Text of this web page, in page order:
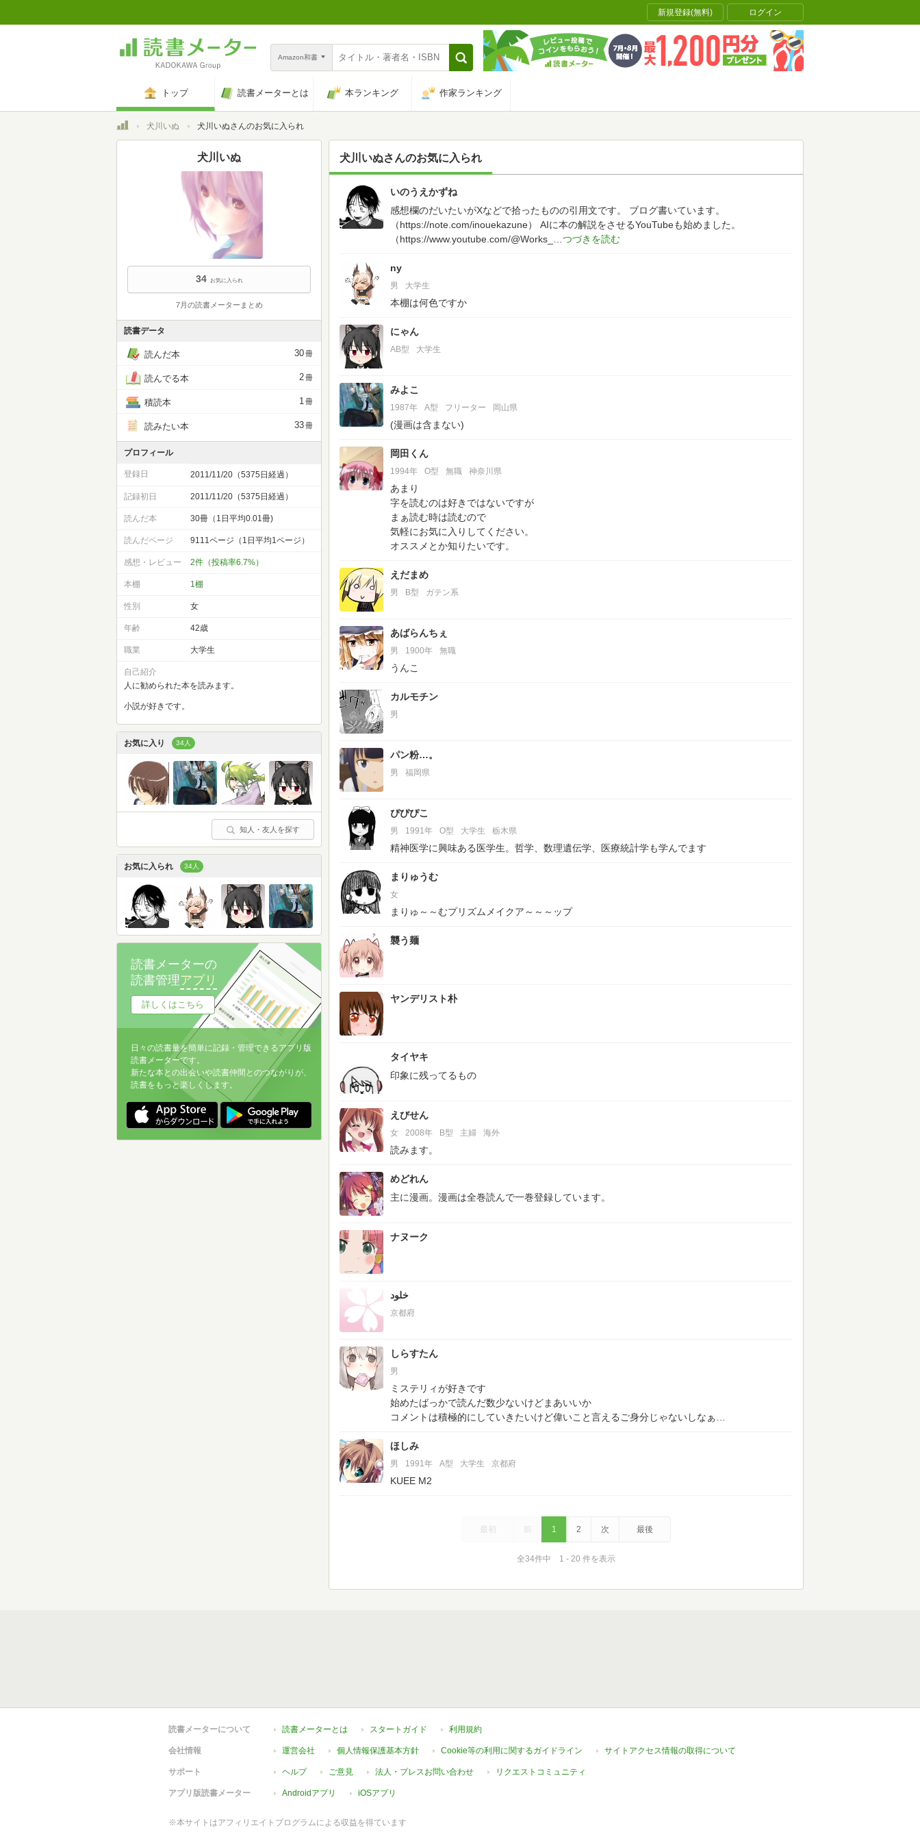
新規登録(無料) ログイン
Amazon和書
トップ 読書メーターとは 本ランキング 作家ランキング
トップ犬川いぬ 犬川いぬさんのお気に入られ
犬川いぬさんのお気に入られ
34
いのうえかずね
感想欄のだいたいがXなどで拾ったものの引用文です。
ブログ書いています。
（https://note.com/inouekazune）
AIに本の解説をさせるYouTubeも始めました。
（https://www.youtube.com/@Works_
ny
男 大学生
本棚は何色ですか
にゃん
AB型 大学生
みよこ
1987年 A型 フリーター 岡山県
(漫画は含まない)
岡田くん
1994年 O型 無職 神奈川県
あまり
字を読むのは好きではないですが
まぁ読む時は読むので
気軽にお気に入りしてください。
オススメとか知りたいです。
えだまめ
男 B型 ガテン系
あばらんちぇ
男 1900年 無職
うんこ
カルモチン
男
パン粉…。
男 福岡県
ぴぴぴこ
男 1991年 O型 大学生 栃木県
精神医学に興味ある医学生。哲学、数理遺伝学、医療統計学も学んでます
まりゅうむ
女
まりゅ～～むプリズムメイクア～～～ップ
襲う麺
ヤンデリスト朴
タイヤキ
印象に残ってるもの
えびせん
女 2008年 B型 主婦 海外
読みます。
めどれん
主に漫画。漫画は全巻読んで一巻登録しています。
ナヌーク
خلود
京都府
しらすたん
男
ミステリィが好きです
始めたばっかで読んだ数少ないけどまあいいか
コメントは積極的にしていきたいけど偉いこと言えるご身分じゃないしなぁ…
ほしみ
男 1991年 A型 大学生 京都府
KUEE M2
最初 前 1 2 次 最後
全34件中 1 - 20 件を表示
犬川いぬ
34 お気に入られ
7月の読書メーターまとめ
読書データ
読んだ本 30冊
読んでる本 2冊
積読本 1冊
読みたい本 33冊
プロフィール
登録日 2011/11/20（5375日経過）
記録初日 2011/11/20（5375日経過）
読んだ本 30冊（1日平均0.01冊)
読んだページ 9111ページ（1日平均1ページ）
感想・レビュー 2件（投稿率6.7%）
本棚 1棚
性別 女
年齢 42歳
職業 大学生
自己紹介
人に勧められた本を読みます。
小説が好きです。
お気に入り 34人
知人・友人を探す
お気に入られ 34人
読書メーターの
読書管理アプリ
詳しくはこちら
日々の読書量を簡単に記録・管理できるアプリ版
読書メーターです。
新たな本との出会いや読書仲間とのつながりが、
読書をもっと楽しくします。
読書メーターについて 読書メーターとは スタートガイド 利用規約
会社情報 運営会社 個人情報保護基本方針 Cookie等の利用に関するガイドライン サイトアクセス情報の取得について
サポート ヘルプ ご意見 法人・プレスお問い合わせ リクエストコミュニティ
アプリ版読書メーター Androidアプリ iOSアプリ
※本サイトはアフィリエイトプログラムによる収益を得ています